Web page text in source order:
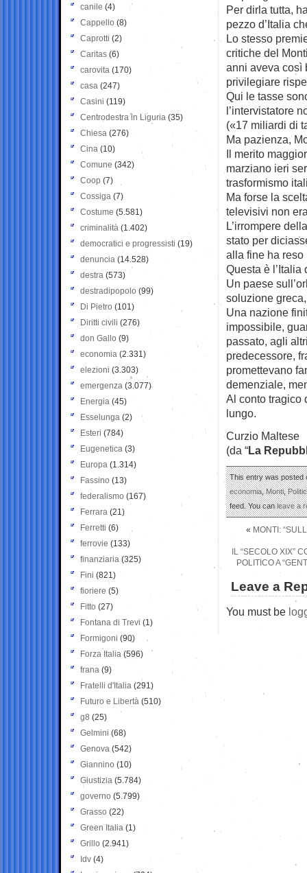
Per dirla tutta,
pezzo d’Italia
Lo stesso
critiche del
anni aveva così
privilegiare
Qui le tasse
l’intervistatore
(«17 miliardi di
Ma pazienza,
Il merito
marziano ieri
trasformismo
Ma forse la
televisivi non
L’irrompere
stato per
alla fine ha
Questa è
Un paese
soluzione
Una nazione
impossibile,
passato, agli
predecessore,
promettevano
demenziale,
Al conto tragico
lungo.
Curzio Maltese
(da “La
This entry was posted
economia,Monti,
feed. You canleave a
« MONTI:
IL “SECOLO XIX”
POLITICO A
Leave a
You must be
canile (4)
Cappello (8)
Caprotti (2)
Caritas (6)
carovita (170)
casa (247)
Casini (119)
Centrodestra in Liguria (35)
Chiesa (276)
Cina (10)
Comune (342)
Coop (7)
Cossiga (7)
Costume (5.581)
criminalità (1.402)
democratici e progressisti (19)
denuncia (14.528)
destra (573)
destradipopolo (99)
Di Pietro (101)
Diritti civili (276)
don Gallo (9)
economia (2.331)
elezioni (3.303)
emergenza (3.077)
Energia (45)
Esselunga (2)
Esteri (784)
Eugenetica (3)
Europa (1.314)
Fassino (13)
federalismo (167)
Ferrara (21)
Ferretti (6)
ferrovie (133)
finanziaria (325)
Fini (821)
fioriere (5)
Fitto (27)
Fontana di Trevi (1)
Formigoni (90)
Forza Italia (596)
frana (9)
Fratelli d'Italia (291)
Futuro e Libertà (510)
g8 (25)
Gelmini (68)
Genova (542)
Giannino (10)
Giustizia (5.784)
governo (5.799)
Grasso (22)
Green Italia (1)
Grillo (2.941)
Idv (4)